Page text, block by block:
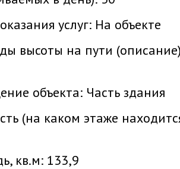
услуг: На объекте
высоты на пути
объекта: Часть здания
(на каком этаже
кв.м: 133,9